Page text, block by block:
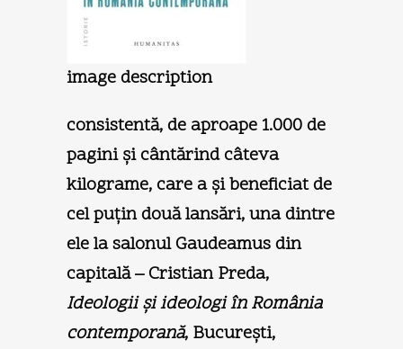
image description
consistentă, de aproape 1.000 de
pagini şi cântărind câteva
kilograme, care a şi beneficiat de
cel puţin două lansări, una dintre
ele la salonul Gaudeamus din
capitală – Cristian Preda,
Ideologii şi ideologi în România
contemporană, Bucureşti,